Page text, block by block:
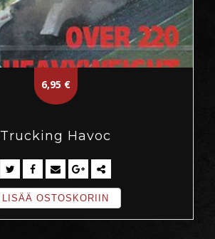
6,95 €
Trucking Havoc
LISÄÄ OSTOSKORIIN